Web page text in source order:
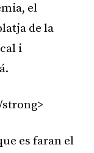
el
de la
i
es faran el